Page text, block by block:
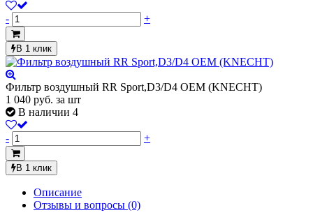
- +
В 1 клик
Фильтр воздушный RR Sport,D3/D4 OEM (KNECHT)
1 040 руб. за шт
В наличии 4
- +
В 1 клик
Описание
Отзывы и вопросы (0)